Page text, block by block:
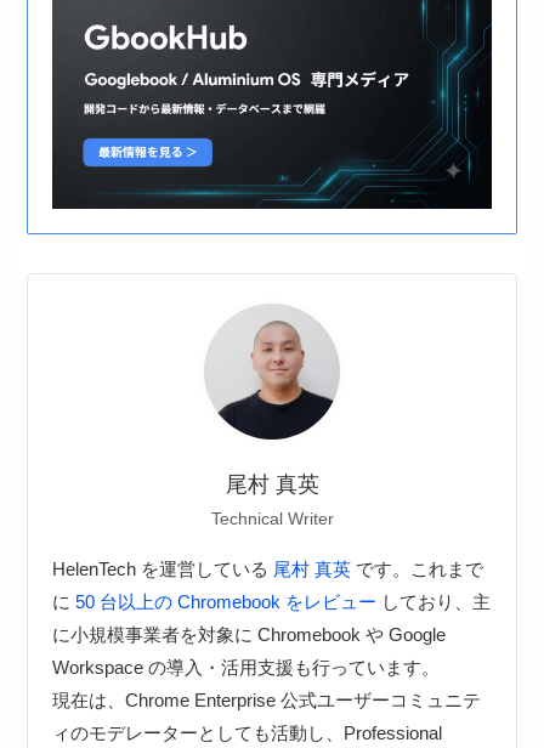
尾村 真英
Technical Writer
HelenTech を運営している 尾村 真英です。これまで
に 50 台以上の Chromebook をレビュー しており、主
に小規模事業者を対象に Chromebook や Google
Workspace の導入・活用支援も行っています。
現在は、Chrome Enterprise 公式ユーザーコミュニテ
ィのモデレーターとしても活動し、Professional